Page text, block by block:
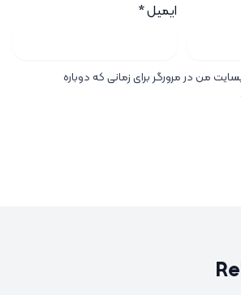
ایمیل*
من در مرورگر برای زمانی که دوباره